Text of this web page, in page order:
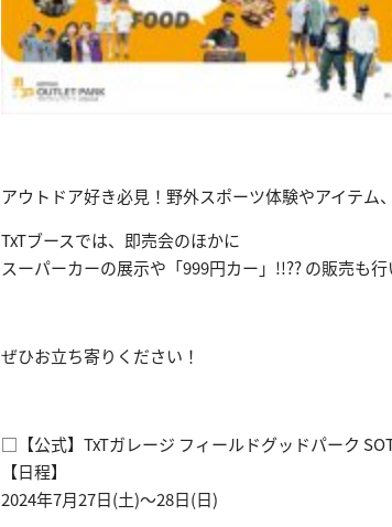
アウトドア好き必見！野外スポーツ体験やアイテム
TxTブースでは、即売会のほかに
スーパーカーの展示や「999円カー」!!?? の販売も行
ぜひお立ち寄りください！
□【公式】TxTガレージ フィールドグッドパーク
【日程】
2024年7月27日(土)〜28日(日)